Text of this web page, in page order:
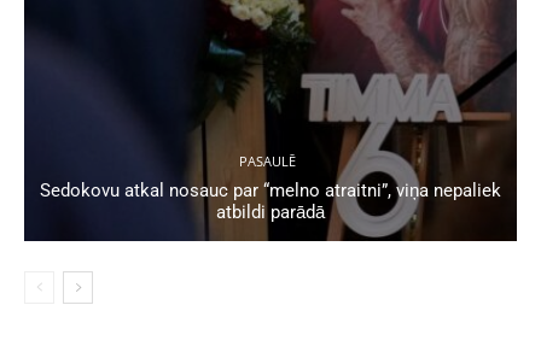
PASAULĒ
Sedokovu atkal nosauc par “melno atraitni”, viņa nepaliek
atbildi parādā